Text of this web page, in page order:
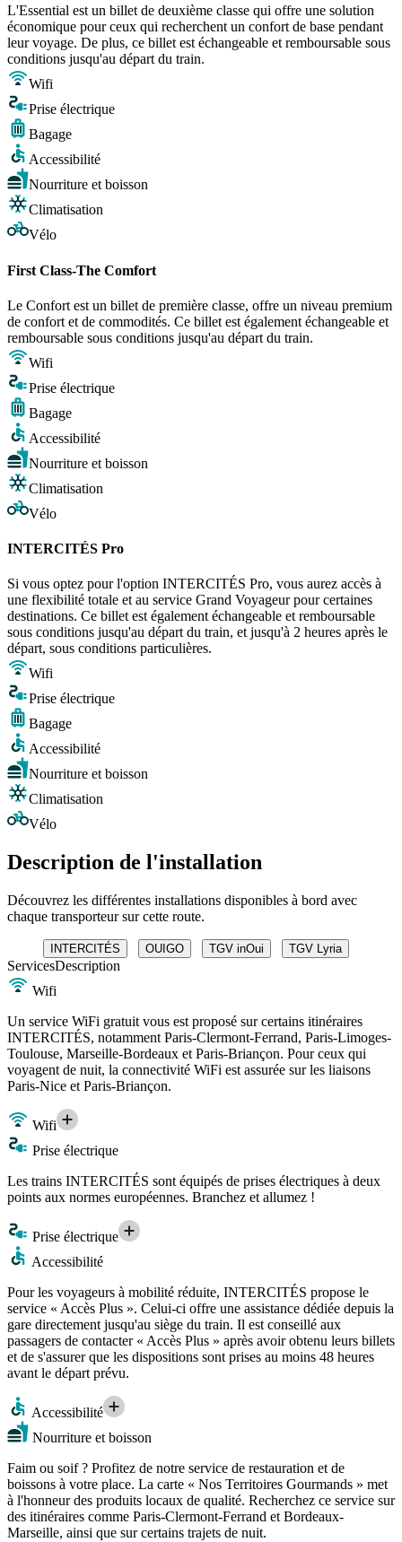
L'Essential est un billet de deuxième classe qui offre une solution
économique pour ceux qui recherchent un confort de base pendant
leur voyage. De plus, ce billet est échangeable et remboursable sous
conditions jusqu'au départ du train.
Wifi
Prise électrique
Bagage
Accessibilité
Nourriture et boisson
Climatisation
Vélo
First Class-The Comfort
Le Confort est un billet de première classe, offre un niveau premium
de confort et de commodités. Ce billet est également échangeable et
remboursable sous conditions jusqu'au départ du train.
Wifi
Prise électrique
Bagage
Accessibilité
Nourriture et boisson
Climatisation
Vélo
INTERCITÉS Pro
Si vous optez pour l'option INTERCITÉS Pro, vous aurez accès à
une flexibilité totale et au service Grand Voyageur pour certaines
destinations. Ce billet est également échangeable et remboursable
sous conditions jusqu'au départ du train, et jusqu'à 2 heures après le
départ, sous conditions particulières.
Wifi
Prise électrique
Bagage
Accessibilité
Nourriture et boisson
Climatisation
Vélo
Description de l'installation
Découvrez les différentes installations disponibles à bord avec
chaque transporteur sur cette route.
INTERCITÉS OUIGO TGV inOui TGV Lyria
ServicesDescription
Wifi
Un service WiFi gratuit vous est proposé sur certains itinéraires
INTERCITÉS, notamment Paris-Clermont-Ferrand, Paris-Limoges-
Toulouse, Marseille-Bordeaux et Paris-Briançon. Pour ceux qui
voyagent de nuit, la connectivité WiFi est assurée sur les liaisons
Paris-Nice et Paris-Briançon.
Wifi
Prise électrique
Les trains INTERCITÉS sont équipés de prises électriques à deux
points aux normes européennes. Branchez et allumez !
Prise électrique
Accessibilité
Pour les voyageurs à mobilité réduite, INTERCITÉS propose le
service « Accès Plus ». Celui-ci offre une assistance dédiée depuis la
gare directement jusqu'au siège du train. Il est conseillé aux
passagers de contacter « Accès Plus » après avoir obtenu leurs billets
et de s'assurer que les dispositions sont prises au moins 48 heures
avant le départ prévu.
Accessibilité
Nourriture et boisson
Faim ou soif ? Profitez de notre service de restauration et de
boissons à votre place. La carte « Nos Territoires Gourmands » met
à l'honneur des produits locaux de qualité. Recherchez ce service sur
des itinéraires comme Paris-Clermont-Ferrand et Bordeaux-
Marseille, ainsi que sur certains trajets de nuit.